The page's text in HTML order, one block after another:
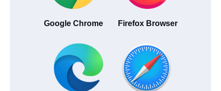
Google Chrome Firefox Browser